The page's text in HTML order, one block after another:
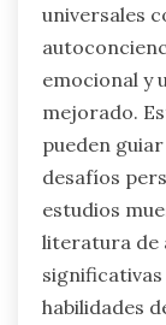
universales
emocional y
mejorado.
pueden
desafíos
estudios
literatura de
habilidades